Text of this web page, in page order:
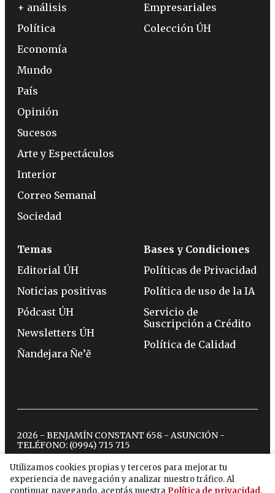
Utilizamos cookies propias y terceros para mejorar tu
experiencia de navegación y analizar nuestro tráfico. Al
continuar navegando, aceptás nuestra Política de privacidad .
+ análisis
Política
Economía
Mundo
País
Opinión
Sucesos
Arte y Espectáculos
Interior
Correo Semanal
Sociedad
Empresariales
Colección ÚH
Temas
Editorial ÚH
Noticias positivas
Pódcast ÚH
Newsletters ÚH
Ñandejara Ñe’ẽ
Bases y Condiciones
Políticas de Privacidad
Política de uso de la IA
Servicio de
Suscripción a Crédito
Política de Calidad
2026 - BENJAMÍN CONSTANT 658 - ASUNCIÓN -
TELÉFONO: (0994) 715 715
twitterinstagram
facebook
tiktokyoutubespotify